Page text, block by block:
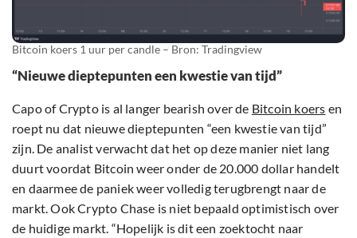
Bitcoin koers 1 uur per candle – Bron: Tradingview
“Nieuwe dieptepunten een kwestie van tijd”
Capo of Crypto is al langer bearish over de Bitcoin koers en
roept nu dat nieuwe dieptepunten “een kwestie van tijd”
zijn. De analist verwacht dat het op deze manier niet lang
duurt voordat Bitcoin weer onder de 20.000 dollar handelt
en daarmee de paniek weer volledig terugbrengt naar de
markt. Ook Crypto Chase is niet bepaald optimistisch over
de huidige markt. “Hopelijk is dit een zoektocht naar